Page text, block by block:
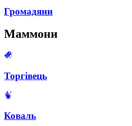
Громадяни
Маммони
Торгівець
Коваль